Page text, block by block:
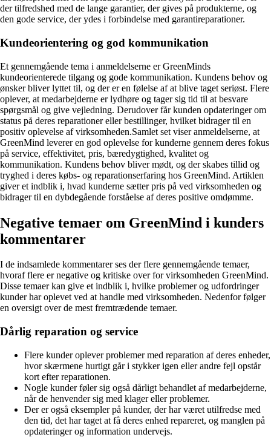
der tilfredshed med de lange garantier, der gives på produkterne, og
den gode service, der ydes i forbindelse med garantireparationer.
Kundeorientering og god kommunikation
Et gennemgående tema i anmeldelserne er GreenMinds
kundeorienterede tilgang og gode kommunikation. Kundens behov og
ønsker bliver lyttet til, og der er en følelse af at blive taget seriøst. Flere
oplever, at medarbejderne er lydhøre og tager sig tid til at besvare
spørgsmål og give vejledning. Derudover får kunden opdateringer om
status på deres reparationer eller bestillinger, hvilket bidrager til en
positiv oplevelse af virksomheden.Samlet set viser anmeldelserne, at
GreenMind leverer en god oplevelse for kunderne gennem deres fokus
på service, effektivitet, pris, bæredygtighed, kvalitet og
kommunikation. Kundens behov bliver mødt, og der skabes tillid og
tryghed i deres købs- og reparationserfaring hos GreenMind. Artiklen
giver et indblik i, hvad kunderne sætter pris på ved virksomheden og
bidrager til en dybdegående forståelse af deres positive omdømme.
Negative temaer om GreenMind i kunders
kommentarer
I de indsamlede kommentarer ses der flere gennemgående temaer,
hvoraf flere er negative og kritiske over for virksomheden GreenMind.
Disse temaer kan give et indblik i, hvilke problemer og udfordringer
kunder har oplevet ved at handle med virksomheden. Nedenfor følger
en oversigt over de mest fremtrædende temaer.
Dårlig reparation og service
Flere kunder oplever problemer med reparation af deres enheder,
hvor skærmene hurtigt går i stykker igen eller andre fejl opstår
kort efter reparationen.
Nogle kunder føler sig også dårligt behandlet af medarbejderne,
når de henvender sig med klager eller problemer.
Der er også eksempler på kunder, der har været utilfredse med
den tid, det har taget at få deres enhed repareret, og manglen på
opdateringer og information undervejs.